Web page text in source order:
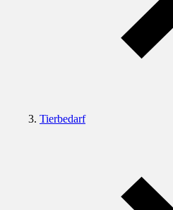
Tierbedarf